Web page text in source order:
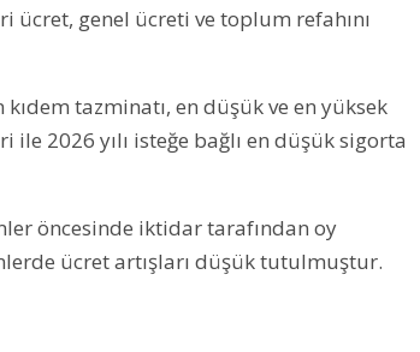
ücret, genel ücreti ve toplum refahını
tazminatı, en düşük ve en yüksek
ile 2026 yılı isteğe bağlı en düşük sigorta
öncesinde iktidar tarafından oy
ücret artışları düşük tutulmuştur.